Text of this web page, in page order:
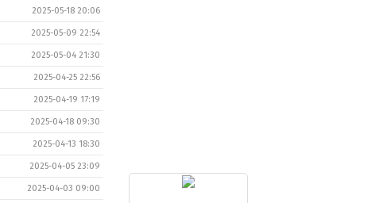
2025-05-18 20:06
2025-05-09 22:54
2025-05-04 21:30
2025-04-25 22:56
2025-04-19 17:19
2025-04-18 09:30
2025-04-13 18:30
2025-04-05 23:09
2025-04-03 09:00